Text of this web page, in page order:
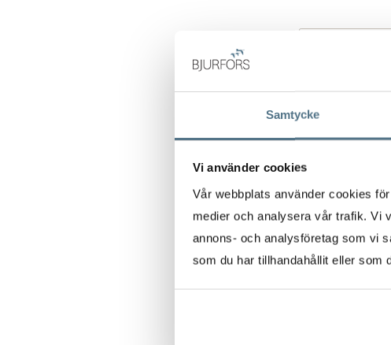
Samtycke
Vi använder cookies
Vår webbplats använder cookies
medier och analysera vår trafik. Vi
annons- och analysföretag som vi
som du har tillhandahållit eller som